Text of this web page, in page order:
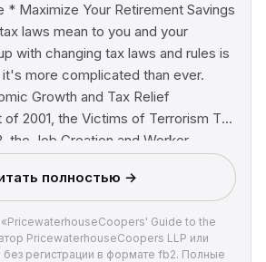
* Maximize Your Retirement Savings
laws mean to you and your
with changing tax laws and rules is
more complicated than ever.
Growth and Tax Relief
2001, the Victims of Terrorism Tax
the Job Creation and Worker
and more. Some new tax rules
and «phased-out» for years to
make sense of it all?
Guide to the New Tax Rules
frequent questions about the tricky
полностью →
«PricewaterhouseCoopers' Guide to the
PricewaterhouseCoopers LLP или
без регистрации в формате fb2. Полные